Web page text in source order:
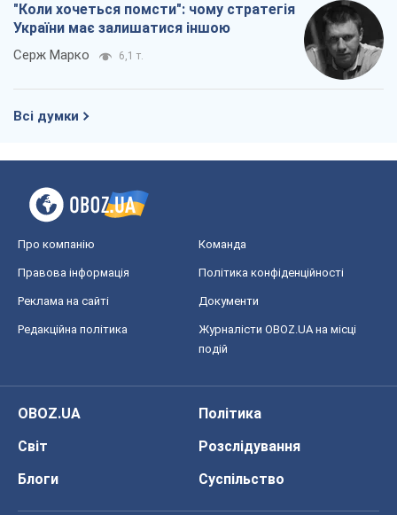
"Коли хочеться помсти": чому стратегія
України має залишатися іншою
Серж Марко 6,1 т.
Всі думки
Про компанію Команда
Правова інформація Політика конфіденційності
Реклама на сайті Документи
Редакційна політика
Журналісти OBOZ.UA на місці
подій
OBOZ.UA
Політика
Світ
Розслідування
Блоги
Суспільство